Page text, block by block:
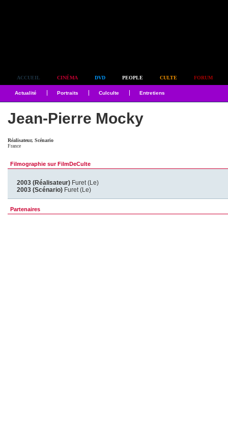
ACCUEIL CINÉMA DVD PEOPLE CULTE FORUM
Actualité Portraits Culculte Entretiens
Jean-Pierre Mocky
Réalisateur, Scénario
France
Filmographie sur FilmDeCulte
2003 (Réalisateur) Furet (Le)
2003 (Scénario) Furet (Le)
Partenaires